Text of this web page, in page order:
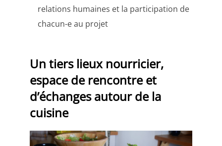
relations humaines et la participation de
chacun-e au projet
Un tiers lieux nourricier,
espace de rencontre et
d’échanges autour de la
cuisine